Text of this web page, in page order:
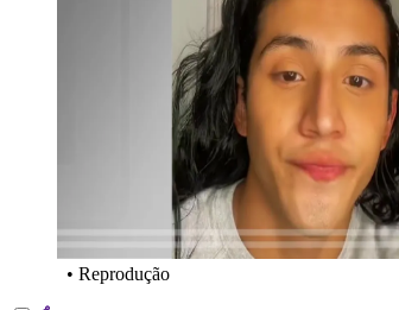
• Reprodução